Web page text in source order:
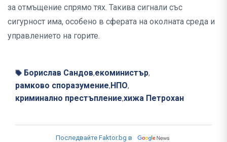
за отмъщение спрямо тях. Такива сигнали със
сигурност има, особено в сферата на околната среда и
управлението на горите.
Борислав Сандов,екоминистър,
рамково споразумение, НПО,
криминално престъпление,хижа Петрохан
Последвайте Faktor.bg в